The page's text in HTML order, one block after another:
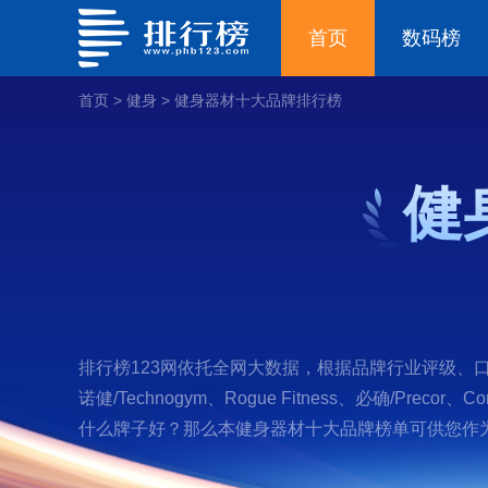
首页 数码榜
首页 > 健身 > 健身器材十大品牌排行榜
健
排行榜123网依托全网大数据，根据品牌行业评级、
诺健/Technogym、Rogue Fitness、必确/Precor、
什么牌子好？那么本健身器材十大品牌榜单可供您